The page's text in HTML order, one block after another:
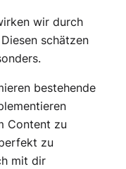
wir durch
schätzen
bestehende
Content zu
zu
mit dir